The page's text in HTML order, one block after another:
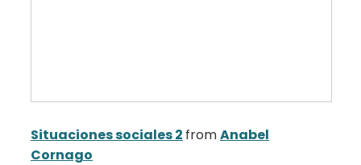
Situaciones sociales 2 fromAnabel
Cornago